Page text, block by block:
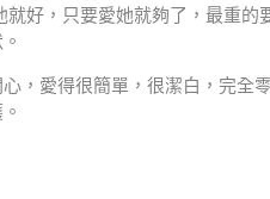
好，只要愛她就夠了，最重的
，愛得很簡單，很潔白，完全